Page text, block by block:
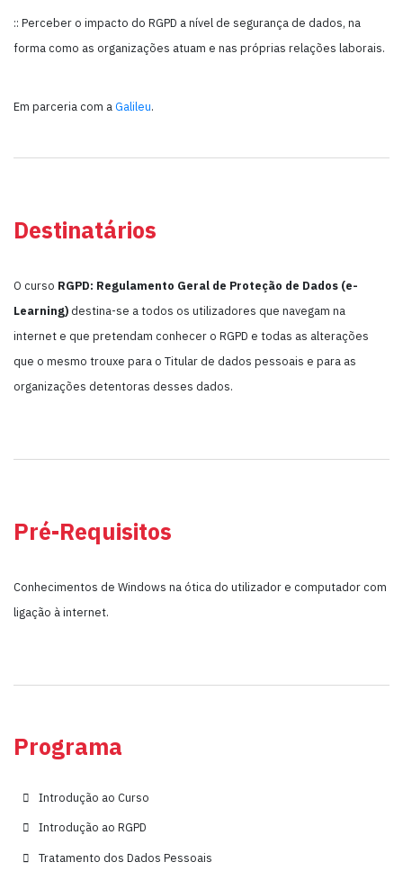
:: Perceber o impacto do RGPD a nível de segurança de dados, na
forma como as organizações atuam e nas próprias relações laborais.
Em parceria com a Galileu.
Destinatários
O curso RGPD: Regulamento Geral de Proteção de Dados (e-
Learning) destina-se a todos os utilizadores que navegam na
internet e que pretendam conhecer o RGPD e todas as alterações
que o mesmo trouxe para o Titular de dados pessoais e para as
organizações detentoras desses dados.
Pré-Requisitos
Conhecimentos de Windows na ótica do utilizador e computador com
ligação à internet.
Programa
Introdução ao Curso
Introdução ao RGPD
Tratamento dos Dados Pessoais